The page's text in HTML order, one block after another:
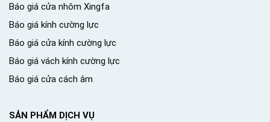
Báo giá cửa nhôm Xingfa
Báo giá kính cường lực
Báo giá cửa kính cường lực
Báo giá vách kính cường lực
Báo giá cửa cách âm
SẢN PHẨM DỊCH VỤ